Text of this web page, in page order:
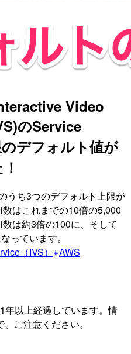
Video
のService
デフォルト値が
うち3つのデフォルト上限が
はこれまでの10倍の5,000
は約3倍の100に、そして
っています。
（IVS）
AWS
年以上経過しています。情
ご注意ください。